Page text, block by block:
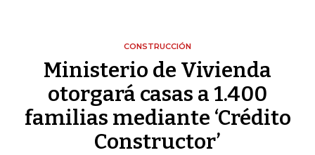
CONSTRUCCIÓN
Ministerio de Vivienda
otorgará casas a 1.400
familias mediante ‘Crédito
Constructor’